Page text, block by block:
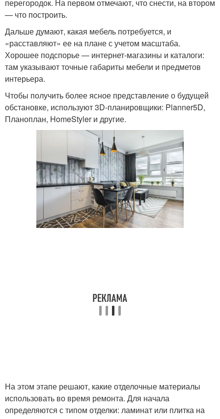
перегородок. На первом отмечают, что снести, на втором
— что построить.
Дальше думают, какая мебель потребуется, и
«расставляют» ее на плане с учетом масштаба.
Хорошее подспорье — интернет-магазины и каталоги:
там указывают точные габариты мебели и предметов
интерьера.
Чтобы получить более ясное представление о будущей
обстановке, используют 3D-планировщики: Planner5D,
Планоплан, HomeStyler и другие.
На этом этапе решают, какие отделочные материалы
использовать во время ремонта. Для начала
определяются с типом отделки: ламинат или плитка на